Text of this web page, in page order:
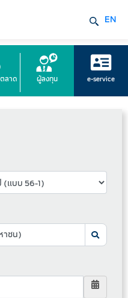
EN
ลาด
ผู้ลงทุน e-service